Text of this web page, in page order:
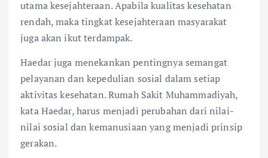
utama kesejahteraan. Apabila kualitas kesehatan
rendah, maka tingkat kesejahteraan masyarakat
juga akan ikut terdampak.
Haedar juga menekankan pentingnya semangat
pelayanan dan kepedulian sosial dalam setiap
aktivitas kesehatan. Rumah Sakit Muhammadiyah,
kata Haedar, harus menjadi perubahan dari nilai-
nilai sosial dan kemanusiaan yang menjadi prinsip
gerakan.